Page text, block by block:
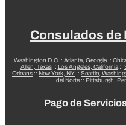
Consulados de
Washington D.C :: Atlanta, Georgia ::
Allen, Texas:: Los Angeles, California::
Orleans :: New York, NY :: Seattle,
del Norte:: Pittsburgh,
Pago de